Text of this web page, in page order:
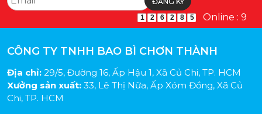
1 2 6 2 8 5 Online : 9
CÔNG TY TNHH BAO BÌ CHƠN THÀNH
Địa chỉ: 29/5, Đường 16, Ấp Hậu 1, Xã Củ Chi, TP. HCM
Xưởng sản xuất: 33, Lê Thị Nữa, Ấp Xóm Đồng, Xã Củ
Chi, TP. HCM